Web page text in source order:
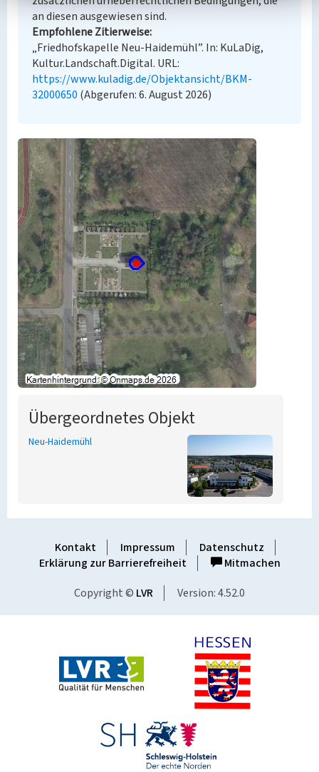
an diesen ausgewiesen sind.
Empfohlene Zitierweise
„Friedhofskapelle Neu-Haidemühl”. In: KuLaDig,
Kultur.Landschaft.Digital. URL:
https://www.kuladig.de/Objektansicht/BKM-
32000650 (Abgerufen: 6. August 2026)
Übergeordnetes Objekt
Neu-Haidemühl
Kontakt Impressum
Datenschutz
Erklärung zur Barrierefreiheit
Mitmachen
Copyright © LVR Version: 4.52.0